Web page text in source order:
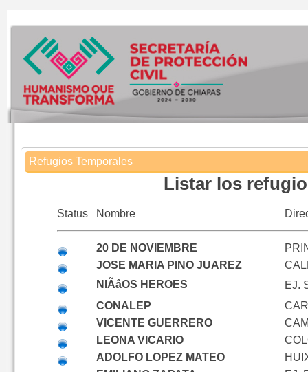
Refugios Temporales
Listar los
Status Nombre
20 DE NOVIEMBRE
JOSE MARIA PINO JUAREZ
NIÃâOS HEROES
EJ.
CONALEP
VICENTE GUERRERO
LEONA VICARIO
ADOLFO LOPEZ MATEO